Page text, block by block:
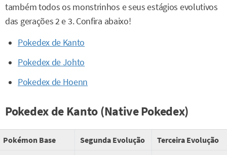
também todos os monstrinhos e seus estágios evolutivos
das gerações 2 e 3. Confira abaixo!
Pokedex de Kanto
Pokedex de Johto
Pokedex de Hoenn
Pokedex de Kanto (Native Pokedex)
Pokémon Base Segunda Evolução Terceira Evolução